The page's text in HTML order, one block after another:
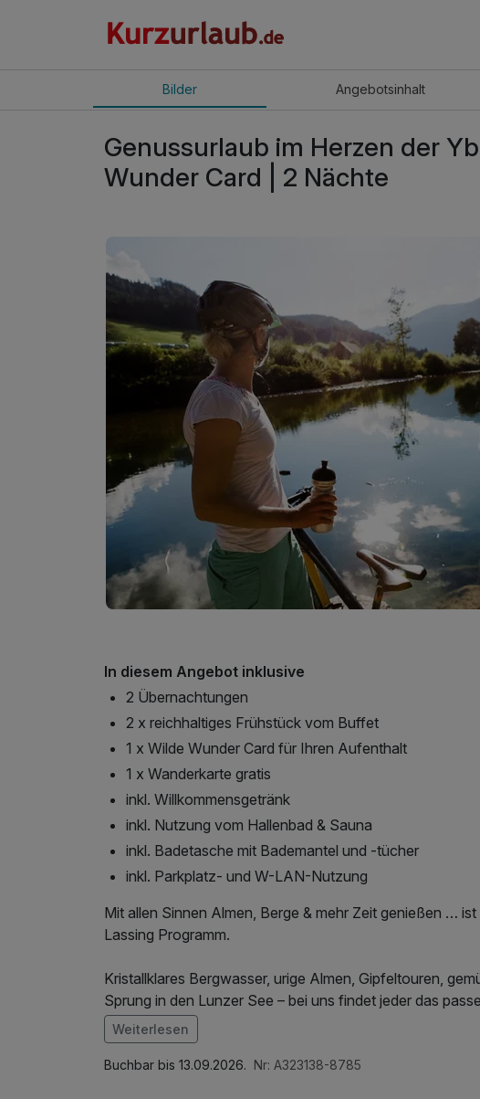
Bilder Angebotsinhalt
Genussurlaub im Herzen der
Wunder Card | 2 Nächte
In diesem Angebot inklusive
2 Übernachtungen
2 x reichhaltiges Frühstück vom Buffet
1 x Wilde Wunder Card für Ihren Aufenthalt
1 x Wanderkarte gratis
inkl. Willkommensgetränk
inkl. Nutzung vom Hallenbad & Sauna
inkl. Badetasche mit Bademantel und -tücher
inkl. Parkplatz- und W-LAN-Nutzung
Mit allen Sinnen Almen, Berge & mehr Zeit genießen …
Lassing Programm.
Kristallklares Bergwasser, urige Almen, Gipfeltouren,
Sprung in den Lunzer See – bei uns findet jeder das
Faszinierende Mountainbike-Touren aber auch
Landschaft des alpinen Mostviertel. Im Ybbstaler
Im Angebot enthalten
Saunabenutzung, Saunatuch, Leihbademantel,
Weiterlesen
Buchbar bis 13.09.2026. Nr: A323138-8785